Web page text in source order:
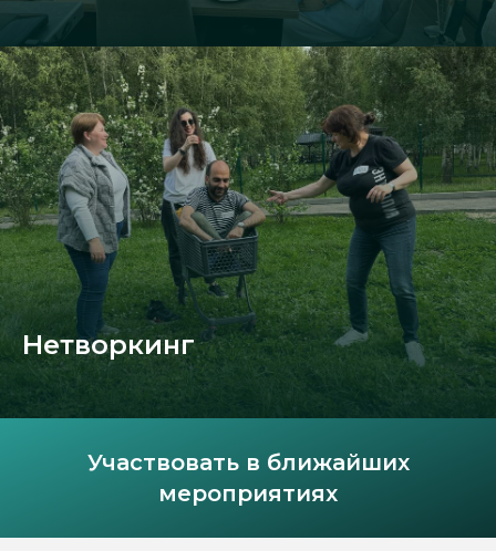
Нетворкинг
Участвовать в ближайших
мероприятиях